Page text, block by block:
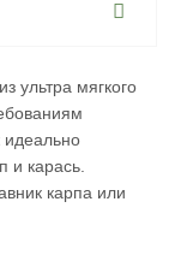
ультра мягкого
идеально
и карась.
карпа или